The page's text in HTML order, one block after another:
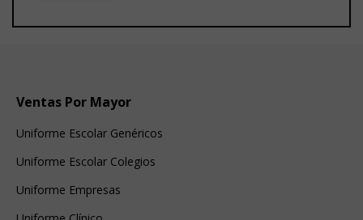
Ventas Por Mayor
Uniforme Escolar Genéricos
Uniforme Escolar Colegios
Uniforme Empresas